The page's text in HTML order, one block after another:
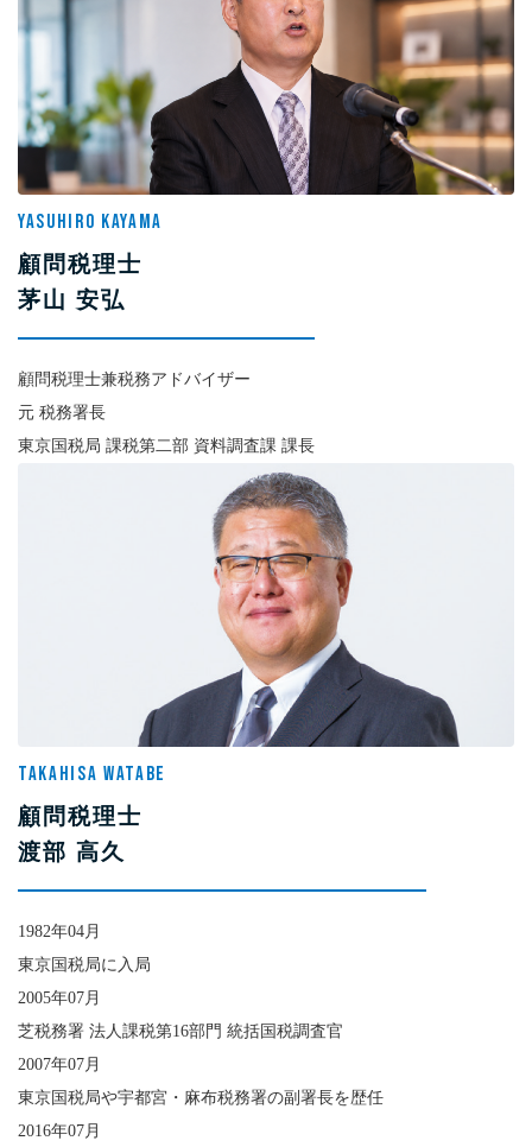
YASUHIRO KAYAMA
顧問税理士
茅山 安弘
顧問税理士兼税務アドバイザー
元 税務署長
東京国税局 課税第二部 資料調査課 課長
TAKAHISA WATABE
顧問税理士
渡部 高久
1982年04月
東京国税局に入局
2005年07月
芝税務署 法人課税第16部門 統括国税調査官
2007年07月
東京国税局や宇都宮・麻布税務署の副署長を歴任
2016年07月